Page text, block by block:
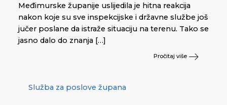
Međimurske županije uslijedila je hitna reakcija
nakon koje su sve inspekcijske i državne službe još
jučer poslane da istraže situaciju na terenu. Tako se
jasno dalo do znanja […]
Pročitaj više
Služba za poslove župana